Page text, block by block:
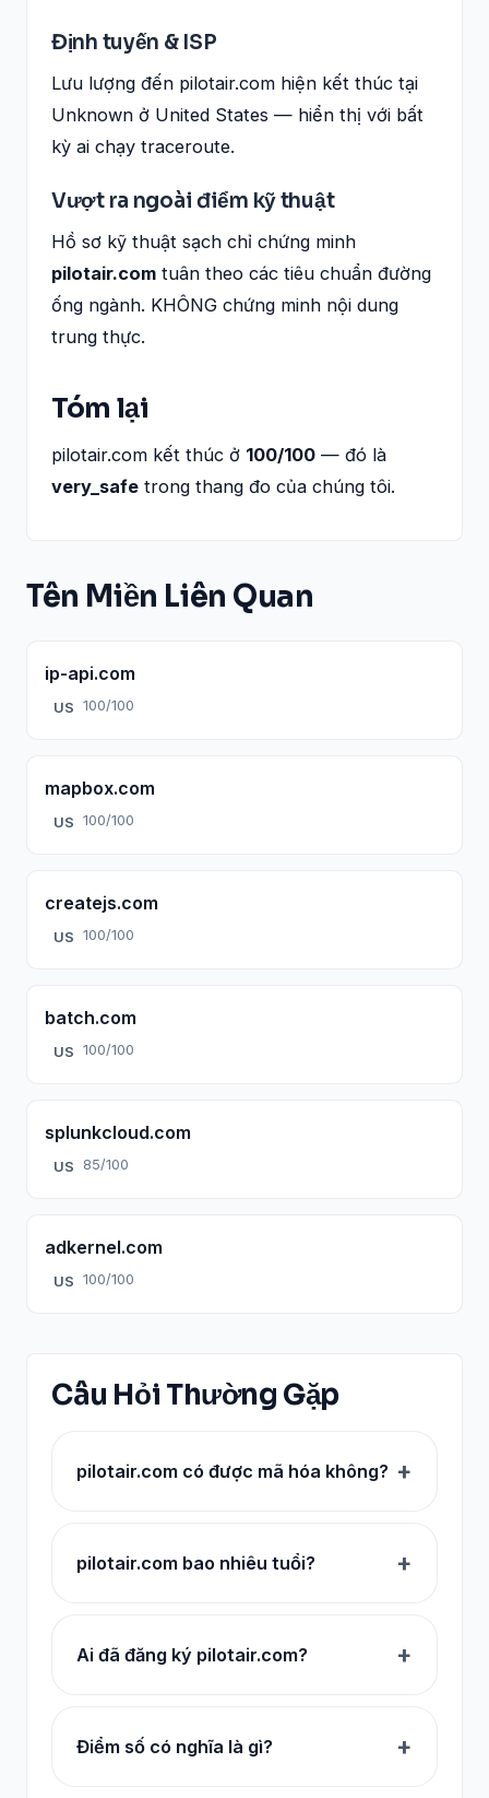
Định tuyến & ISP
Lưu lượng đến pilotair.com hiện kết thúc tại
Unknown ở United States — hiển thị với bất
kỳ ai chạy traceroute.
Vượt ra ngoài điểm kỹ thuật
Hồ sơ kỹ thuật sạch chỉ chứng minh
pilotair.com tuân theo các tiêu chuẩn đường
ống ngành. KHÔNG chứng minh nội dung
trung thực.
Tóm lại
pilotair.com kết thúc ở 100/100 — đó là
very_safe trong thang đo của chúng tôi.
Tên Miền Liên Quan
ip-api.com
US 100/100
mapbox.com
US 100/100
createjs.com
US 100/100
batch.com
US 100/100
splunkcloud.com
US 85/100
adkernel.com
US 100/100
Câu Hỏi Thường Gặp
pilotair.com có được mã hóa không?
pilotair.com bao nhiêu tuổi?
Ai đã đăng ký pilotair.com?
Điểm số có nghĩa là gì?